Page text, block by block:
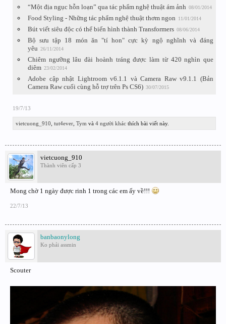
“Một địa ngục hỗn loạn” qua tác phẩm nghệ thuật ám ảnh 08/01/2014
Food Styling - Những tác phẩm nghệ thuật thơm ngon 11/01/2014
Bút viết siêu độc có thể biến hình thành Transformers 08/06/2014
Bộ sưu tập 18 món ăn "tí hon" cực kỳ ngộ nghĩnh và đáng
yêu 26/11/2014
Chiêm ngưỡng lâu đài hoành tráng được làm từ 420 nghìn que
diêm 23/02/2014
Adobe cập nhật Lightroom v6.1.1 và Camera Raw v9.1.1 (Bản
Camera Raw cuối cùng hỗ trợ trên Ps CS6) 30/07/2015
19/7/13
vietcuong_910 tut4ever Tym và 4 người khác thích bài viết này.
vietcuong_910
Thành viên cấp 3
Mong chờ 1 ngày được rinh 1 trong các em ấy về!!!
22/7/13
banbaonylong
Ko phải assmin
Scouter